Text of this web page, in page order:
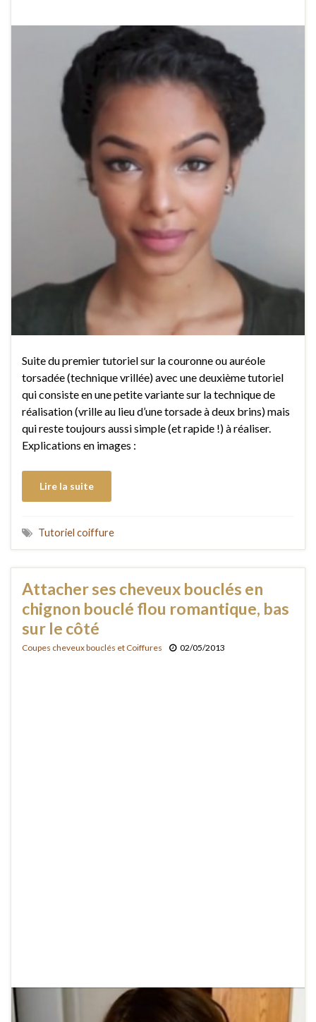
Suite du premier tutoriel sur la couronne ou auréole
torsadée (technique vrillée) avec une deuxième tutoriel
qui consiste en une petite variante sur la technique de
réalisation (vrille au lieu d’une torsade à deux brins) mais
qui reste toujours aussi simple (et rapide !) à réaliser.
Explications en images :
Lire la suite
Tutoriel coiffure
Attacher ses cheveux bouclés en
chignon bouclé flou romantique, bas
sur le côté
Coupes cheveux bouclés et Coiffures 02/05/2013